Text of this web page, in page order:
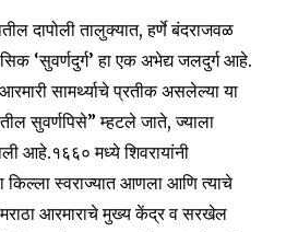
32,111
Followers Followers
दापोली तालुक्यात, हर्णे बंदराजवळ
‘सुवर्णदुर्ग’ हा एक अभेद्य जलदुर्ग आहे.
सामर्थ्याचे प्रतीक असलेल्या या
सुवर्णपिसे” म्हटले जाते, ज्याला
आहे.१६६० मध्ये शिवरायांनी
किल्ला स्वराज्यात आणला आणि त्याचे
आरमाराचे मुख्य केंद्र व सरखेल